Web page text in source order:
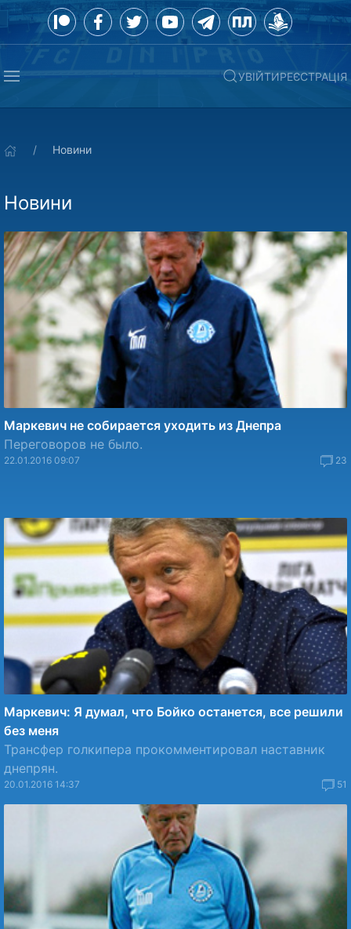
УВІЙТИРЕЄСТРАЦІЯ
Новини
Новини
Маркевич не собирается уходить из Днепра
Переговоров не было.
22.01.2016 09:07 23
Маркевич: Я думал, что Бойко останется, все решили
без меня
Трансфер голкипера прокомментировал наставник
днепрян.
20.01.2016 14:37 51